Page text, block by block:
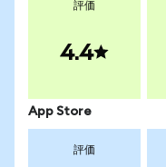
評価
4.4
App Store
評価